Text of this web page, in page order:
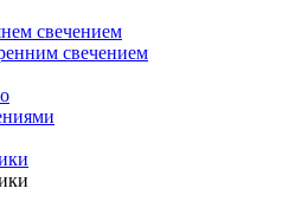
свечением
свечением